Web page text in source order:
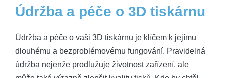
Údržba a péče o 3D tiskárnu
Údržba a péče o vaši 3D tiskárnu je klíčem k jejímu
dlouhému a bezproblémovému fungování. Pravidelná
údržba nejenže prodlužuje životnost zařízení, ale